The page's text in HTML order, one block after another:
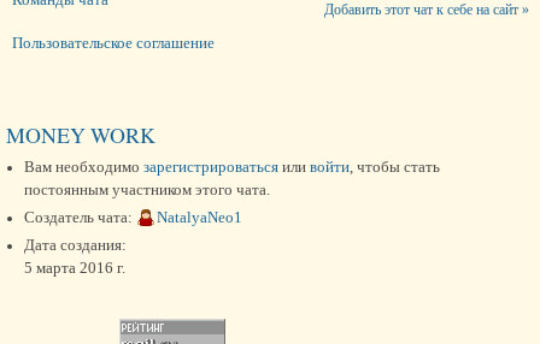
Добавить этот чат к себе на сайт »
Пользовательское соглашение
MONEY WORK
Вам необходимо зарегистрироваться или войти, чтобы стать
постоянным участником этого чата.
Создатель чата:
NatalyaNeo1
Дата создания:
5 марта 2016 г.